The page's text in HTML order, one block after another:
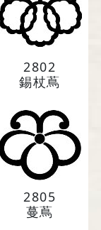
2802
錫杖蔦
2805
蔓蔦